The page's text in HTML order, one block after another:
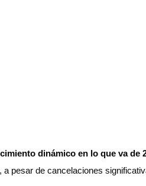
dinámico en lo que va
pesar de cancelaciones